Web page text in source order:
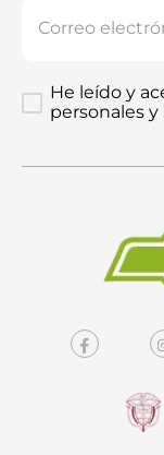
He leído y
personales